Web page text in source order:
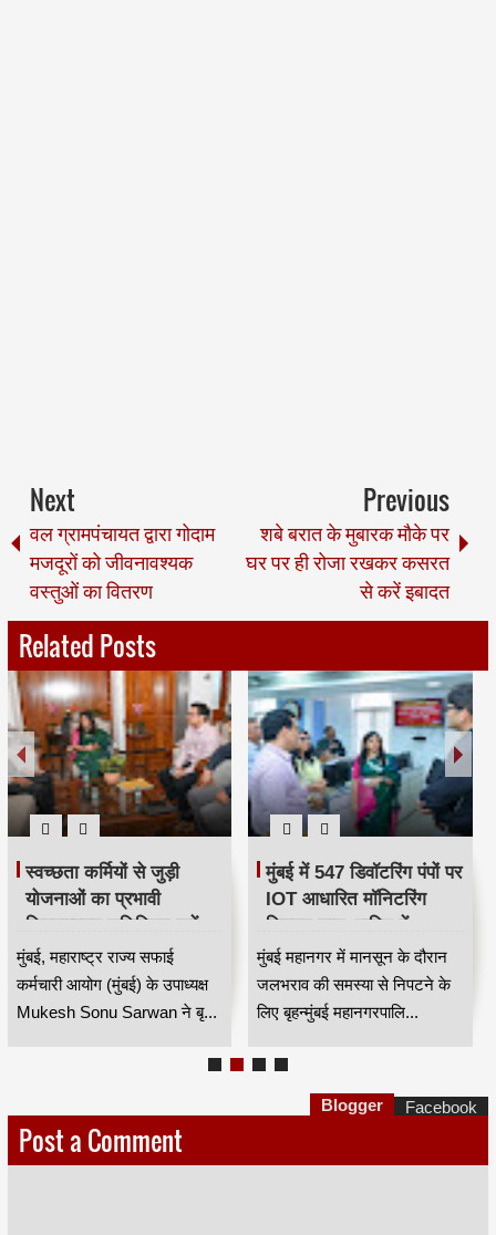
Next
वल ग्रामपंचायत द्वारा गोदाम
मजदूरों को जीवनावश्यक
वस्तुओं का वितरण
Previous
शबे बरात के मुबारक मौके पर
घर पर ही रोजा रखकर कसरत
से करें इबादत
Related Posts
स्वच्छता कर्मियों से जुड़ी
योजनाओं का प्रभावी
क्रियान्वयन सुनिश्चित करें —
महाराष्ट्र राज्य सफाई
कर्मचारी आयोग के उपाध्यक्ष
मुकेश सोनू सरवान HKA
मुंबई, महाराष्ट्र राज्य सफाई
कर्मचारी आयोग (मुंबई) के उपाध्यक्ष
Mukesh Sonu Sarwan ने बृ...
मुंबई में 547 डिवॉटरिंग पंपों पर
IOT आधारित मॉनिटरिंग
सिस्टम लागू, बारिश में
जलभराव नियंत्रण होगा
अधिक प्रभावी
मुंबई महानगर में मानसून के दौरान
जलभराव की समस्या से निपटने के
लिए बृहन्मुंबई महानगरपालि...
Post a Comment
Blogger Facebook